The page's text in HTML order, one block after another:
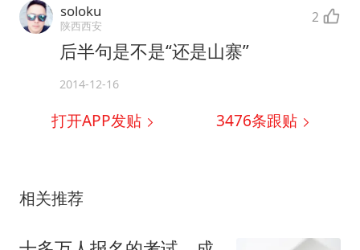
soloku
陕西西安 2
后半句是不是“还是山寨”
2014-12-16
打开APP发贴 3476条跟贴
相关推荐